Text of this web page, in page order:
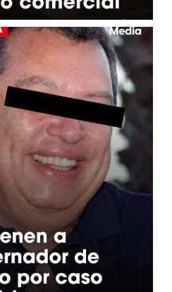
de la República (FGR)...
2 0